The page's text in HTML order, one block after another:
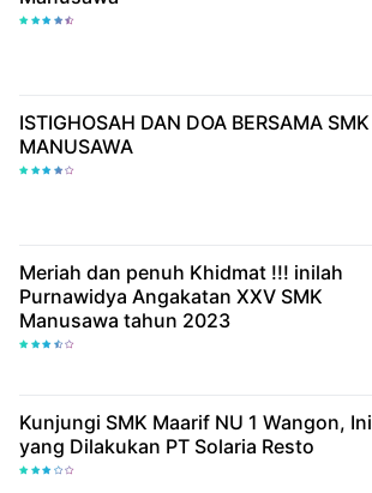
ISTIGHOSAH DAN DOA BERSAMA SMK
MANUSAWA
Meriah dan penuh Khidmat !!! inilah
Purnawidya Angakatan XXV SMK
Manusawa tahun 2023
Kunjungi SMK Maarif NU 1 Wangon, Ini
yang Dilakukan PT Solaria Resto